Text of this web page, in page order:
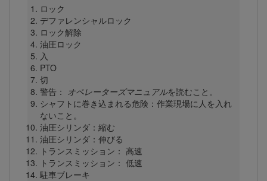
ロック
デファレンシャルロック
ロック解除
油圧ロック
入
PTO
切
警告： オペレーターズマニュアルを読むこと。
シャフトに巻き込まれる危険：作業現場に人を入れ
ないこと。
油圧シリンダ：縮む
油圧シリンダ：伸びる
トランスミッション： 高速
トランスミッション： 低速
駐車ブレーキ